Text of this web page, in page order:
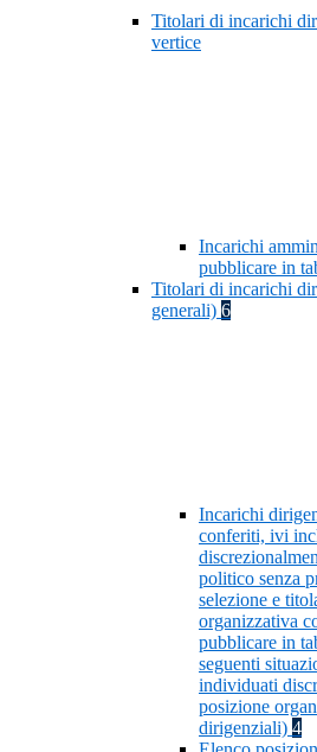
Titolari di incarichi
vertice
Incarichi
pubblicare in
Titolari di incarichi
generali) 6
Incarichi
conferiti, ivi
politico senza
selezione e
organizzativa
pubblicare in
seguenti
individuati
posizione
dirigenziali) 4